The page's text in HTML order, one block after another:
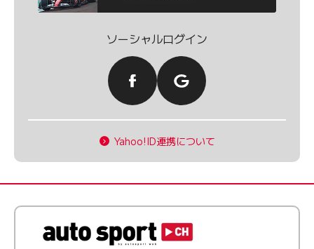
ソーシャルログイン
Yahoo!ID連携について